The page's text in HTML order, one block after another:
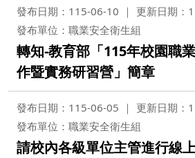
發布日期：115-06-10
更新日期：
發布單位：職業安全衛生組
轉知-教育部「115年校園職
作暨實務研習營」簡章
發布日期：115-06-05
更新日期：
發布單位：職業安全衛生組
請校內各級單位主管進行線